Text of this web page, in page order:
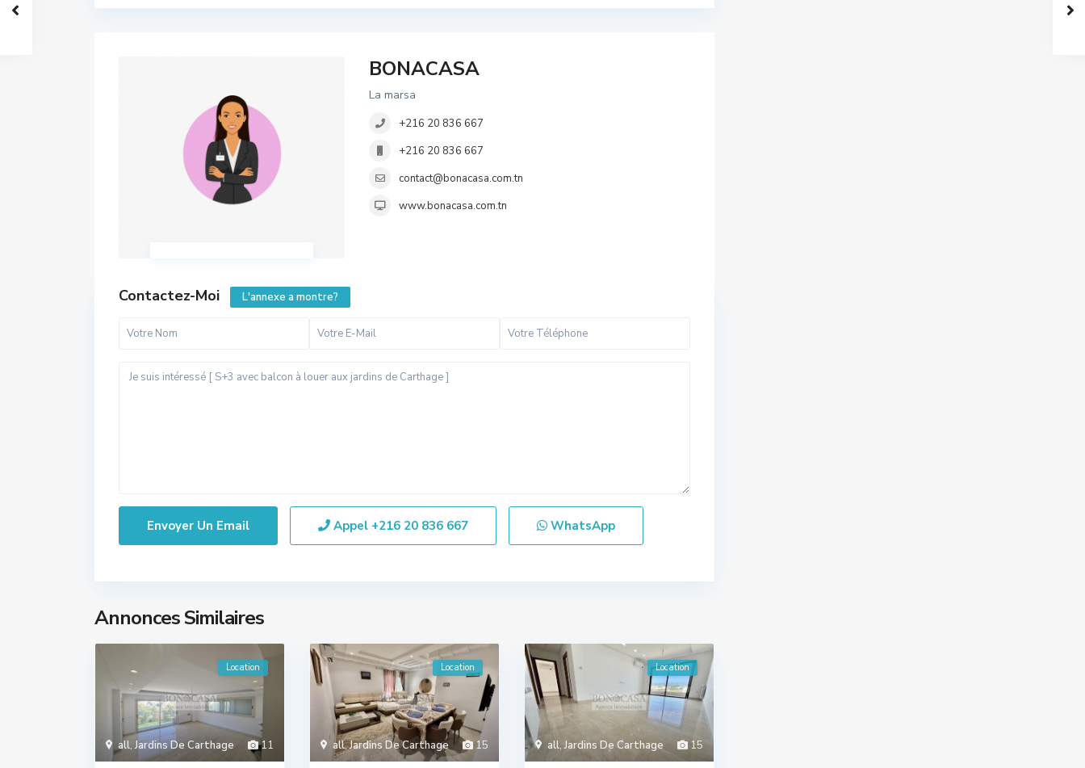
BONACASA
La marsa
+216 20 836 667
+216 20 836 667
contact@bonacasa.com.tn
www.bonacasa.com.tn
Contactez-Moi L'annexe a montre?
Appel +216 20 836 667 WhatsApp
Annonces Similaires
11
all,Jardins De Carthage
Location
15
all,Jardins De Carthage
Location
15
all,Jardins De Carthage
Location